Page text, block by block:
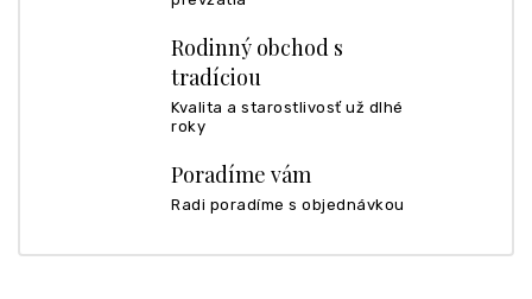
Rodinný obchod s
tradíciou
Kvalita a starostlivosť už dlhé
roky
Poradíme vám
Radi poradíme s objednávkou